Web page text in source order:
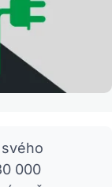
000